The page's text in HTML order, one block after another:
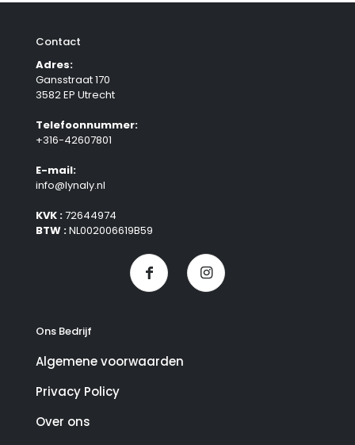
Contact
Adres:
Gansstraat 170
3582 EP Utrecht
Telefoonnummer:
+316-42607801
E-mail:
info@lynaly.nl
KVK :72644974
BTW :NL002006619B59
Ons Bedrijf
Algemene voorwaarden
Privacy Policy
Over ons